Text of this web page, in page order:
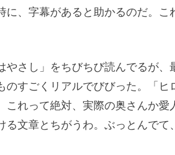
に、字幕があると助かるのだ。こ
やさし」をちびちび読んでるが、
のすごくリアルでびびった。「ヒ
これって絶対、実際の奥さんか愛
る文章とちがうわ。ぶっとんでて